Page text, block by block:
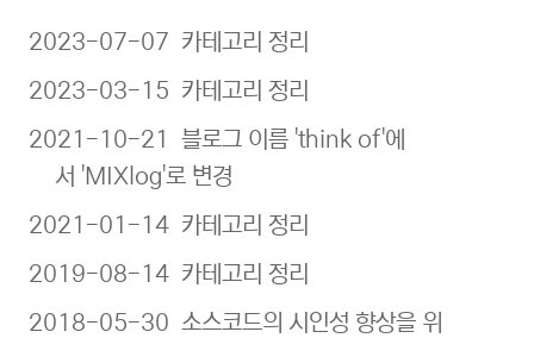
2023-07-07 카테고리 정리
2023-03-15 카테고리 정리
2021-10-21 블로그 이름 'think of'에
서 'MIXlog'로 변경
2021-01-14 카테고리 정리
2019-08-14 카테고리 정리
2018-05-30 소스코드의 시인성 향상을 위